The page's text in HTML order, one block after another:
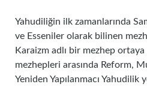
Yahudiliğin ilk zamanlarında
ve Esseniler olarak bilinen
Karaizm adlı bir mezhep ortaya
mezhepleri arasında Reform,
Yeniden Yapılanmacı Yahudilik